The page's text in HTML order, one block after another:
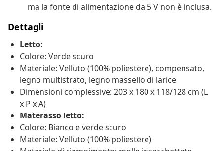
ma la fonte di alimentazione da 5 V non è inclusa.
Dettagli
Letto:
Colore: Verde scuro
Materiale: Velluto (100% poliestere), compensato,
legno multistrato, legno massello di larice
Dimensioni complessive: 203 x 180 x 118/128 cm (L
x P x A)
Materasso letto:
Colore: Bianco e verde scuro
Materiale: Velluto (100% poliestere)